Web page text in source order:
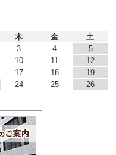
木 金
土
3 4
5
10 11
12
17 18
19
24 25
26